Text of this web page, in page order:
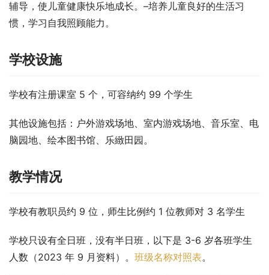
辅导，使儿童健康快乐地成长。–培养儿童良好的生活习
惯，学习自我照顾能力。
学校设施
学校有注册课室 5 个，可容纳约 99 个学生
其他设施包括：户外游戏场地、室内游戏场地、音乐室、电
脑园地、绘本图书馆、乐緻田园。
教学情况
学校有教职员约 9 位，师生比例约 1 位教师对 3 名学生
学校只设有全日班，没有半日班，以下是 3-6 岁各班学生
人数（2023 年 9 月资料）。 班级名称对照表。